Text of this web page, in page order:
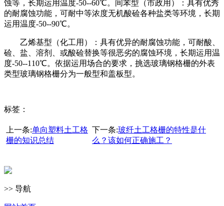
蚀等，长期运用温度-50--60℃。间苯型（市政用）：具有优秀
的耐腐蚀功能，可耐中等浓度无机酸硷各种盐类等环境，长期
运用温度-50--90℃。
乙烯基型（化工用）：具有优异的耐腐蚀功能，可耐酸、
硷、盐、溶剂、或酸硷替换等很恶劣的腐蚀环境，长期运用温
度-50--110℃。依据运用场合的要求，挑选玻璃钢格栅的外表
类型玻璃钢格栅分为一般型和盖板型。
标签：
上一条:单向塑料土工格
栅的知识总结
下一条:玻纤土工格栅的特性是什
么？该如何正确施工？
>> 导航